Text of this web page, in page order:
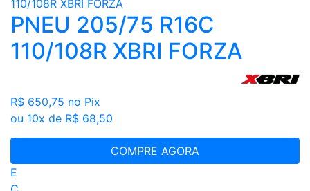
PNEU 205/75 R16C
110/108R XBRI FORZA
R$ 650,75 no Pix
ou 10x de R$ 68,50
COMPRE AGORA
E